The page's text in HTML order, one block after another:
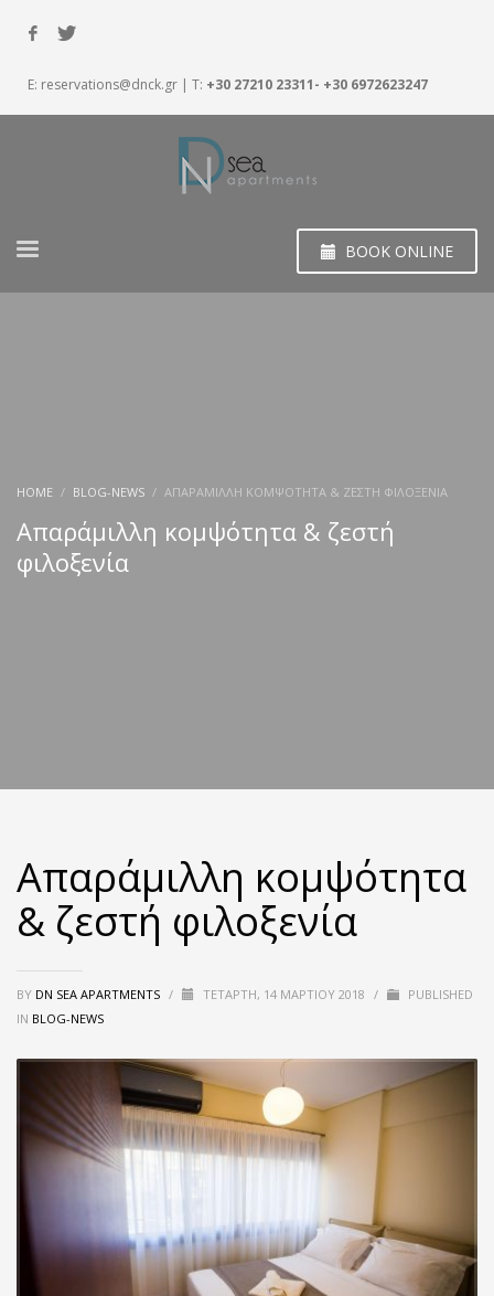
E: reservations@dnck.gr | T: +30 27210 23311- +30 6972623247
BOOK ONLINE
HOME BLOG-NEWS ΑΠΑΡΆΜΙΛΛΗ ΚΟΜΨΌΤΗΤΑ & ΖΕΣΤΉ ΦΙΛΟΞΕΝΊΑ
Απαράμιλλη κομψότητα & ζεστή
φιλοξενία
Απαράμιλλη κομψότητα
& ζεστή φιλοξενία
BY DN SEA APARTMENTS / ΤΕΤΆΡΤΗ, 14 ΜΑΡΤΊΟΥ 2018 /
PUBLISHED
IN BLOG-NEWS